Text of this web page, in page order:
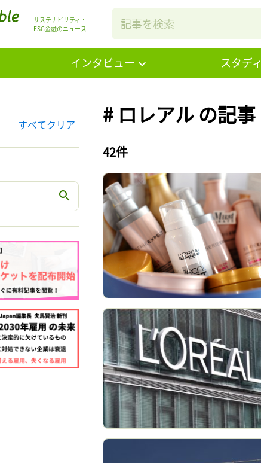
サステナビリティ・
ESG金融のニュース
インタビュー スタディ
すべてクリア # ロレアル の記事
42件